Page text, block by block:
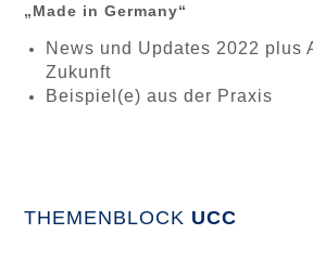
„Made in Germany“
News und Updates 2022 plus
Zukunft
Beispiel(e) aus der Praxis
THEMENBLOCK UCC